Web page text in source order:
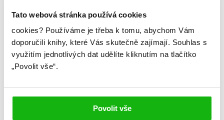
Tato webová stránka používá cookies
cookies? Používáme je třeba k tomu, abychom Vám
doporučili knihy, které Vás skutečně zajímají. Souhlas s
využitím jednotlivých dat udělíte kliknutím na tlačítko
„Povolit vše“.
Povolit vše
Vojáci hledají Sakiru, kterou Kasta očaroval,
aby se sama vydala do pouště.Jet vyhrál klání a
nabízí Zahru, že se mohou znovu vidět. Ona
souhlasí, ale nejdříve chce jet domů za otcem.
Když Zahru přijíždí do své vesnice,
Stát se Tvaroměničem pro něj bude
větší trest než smrt, myslí si.